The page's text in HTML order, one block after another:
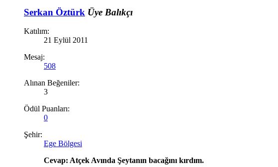
Serkan Öztürk Üye Balıkçı
Katılım:
21 Eylül 2011
Mesaj:
508
Alınan Beğeniler:
3
Ödül Puanları:
0
Şehir:
Ege Bölgesi
Cevap: Atçek Avında Şeytanın bacağını kırdım.